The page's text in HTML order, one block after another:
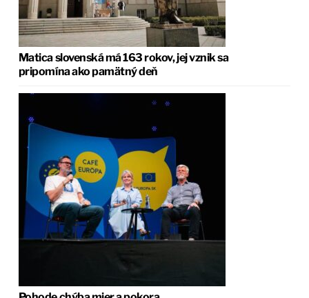
Matica slovenská má 163 rokov, jej vznik sa
pripomína ako pamätný deň